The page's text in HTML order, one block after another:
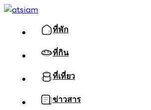
ที่พัก
ที่กิน
ที่เที่ยว
ข่าวสาร